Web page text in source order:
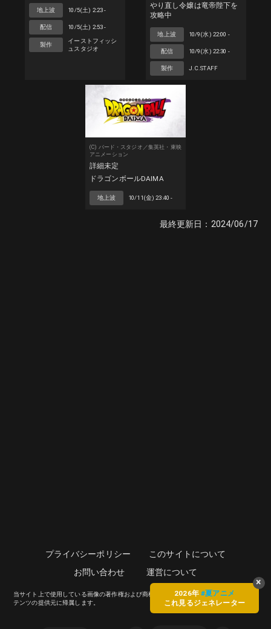
地上波 10/5(土) 2:23 -
配信 10/5(土) 2:53 -
製作
イーストフィッシ
ュスタジオ
やり直し令嬢は竜帝陛下を
攻略中
地上波 10/9(水) 22:00 -
配信 10/9(水) 22:30 -
製作 J.C.STAFF
(C) バード・スタジオ／集英社・東映
アニメーション
詳細未定
ドラゴンボールDAIMA
地上波 10/11(金) 23:40 -
最終更新日： 2024/06/17
プライバシーポリシー
このサイトについて
お問い合わせ
運営について
当サイト上で使用している画像の著作権および商標権、その他知的財産権は、当該コン
テンツの提供元に帰属します。
2026年 #夏アニメ
これ見るジェネレーター
×